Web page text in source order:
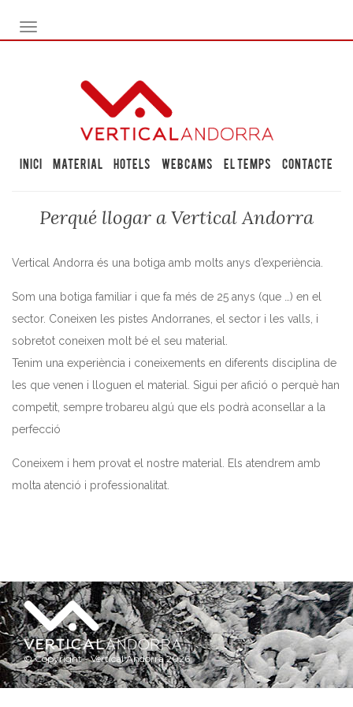
TOGGLE NAVIGATION
Inici Material Hotels Webcams El temps Contacte
Perqué llogar a Vertical Andorra
Vertical Andorra és una botiga amb molts anys d’experiència.
Som una botiga familiar i que fa més de 25 anys (que …) en el
sector. Coneixen les pistes Andorranes, el sector i les valls, i
sobretot coneixen molt bé el seu material.
Tenim una experiència i coneixements en diferents disciplina de
les que venen i lloguen el material. Sigui per afició o perquè han
competit, sempre trobareu algú que els podrà aconsellar a la
perfecció
Coneixem i hem provat el nostre material. Els atendrem amb
molta atenció i professionalitat.
© Copyright - Vertical Andorra 2026